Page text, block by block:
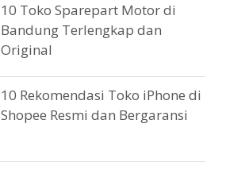
10 Toko Sparepart Motor di
Bandung Terlengkap dan
Original
10 Rekomendasi Toko iPhone di
Shopee Resmi dan Bergaransi